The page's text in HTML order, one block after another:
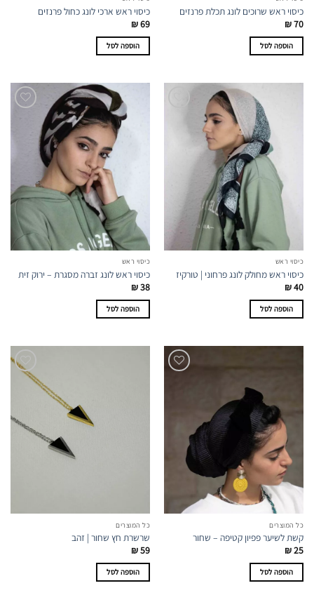
כיסוי ראש שרוכים לונג תכלת פרנזים
₪70
הוספה לסל
כיסוי ראש ארכי לונג כחול פרנזים
₪69
הוספה לסל
כיסוי ראש
כיסוי ראש מחולק לונג פרחוני | טורקיז
₪40
הוספה לסל
כיסוי ראש
כיסוי ראש לונג זברה מסגרת – ירוק זית
₪38
הוספה לסל
כל המוצרים
קשת לשיער פפיון קטיפה – שחור
₪25
הוספה לסל
כל המוצרים
שרשרת חץ שחור | זהב
₪59
הוספה לסל